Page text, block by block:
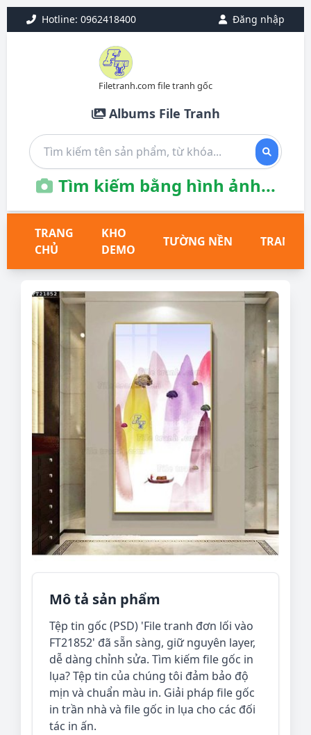
Hotline: 0962418400 Đăng nhập
Filetranh.com file tranh gốc
Albums File Tranh
Tìm kiếm bằng hình ảnh...
TRANG
CHỦ
KHO
DEMO
TƯỜNG NỀN TRANH
Mô tả sản phẩm
Tệp tin gốc (PSD) 'File tranh đơn lối vào
FT21852' đã sẵn sàng, giữ nguyên layer,
dễ dàng chỉnh sửa. Tìm kiếm file gốc in
lụa? Tệp tin của chúng tôi đảm bảo độ
mịn và chuẩn màu in. Giải pháp file gốc
in trần nhà và file gốc in lụa cho các đối
tác in ấn.